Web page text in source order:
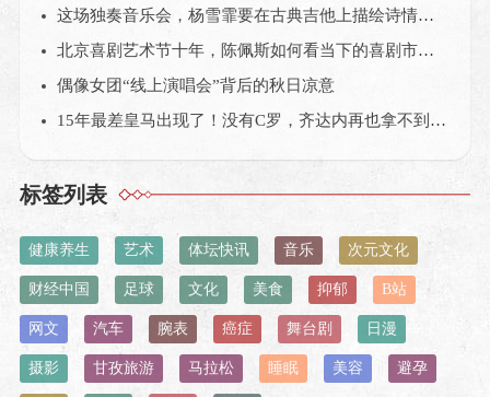
这场独奏音乐会，杨雪霏要在古典吉他上描绘诗情画意的中国
北京喜剧艺术节十年，陈佩斯如何看当下的喜剧市场？
偶像女团“线上演唱会”背后的秋日凉意
15年最差皇马出现了！没有C罗，齐达内再也拿不到欧冠？
标签列表
健康养生 艺术 体坛快讯 音乐 次元文化
财经中国 足球 文化 美食 抑郁 B站
网文 汽车 腕表 癌症 舞台剧 日漫
摄影 甘孜旅游 马拉松 睡眠 美容 避孕